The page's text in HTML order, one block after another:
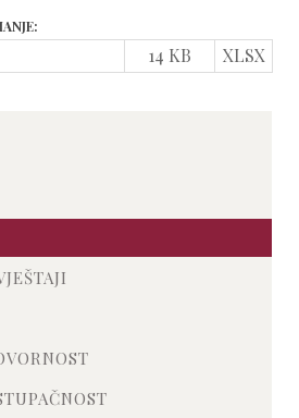
14 KB XLSX